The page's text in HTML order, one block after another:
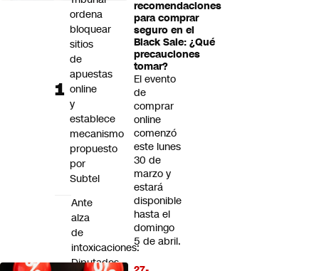
CNN tiempo
Futuro 360
recomendaciones
para comprar
seguro en el
Black Sale: ¿Qué
precauciones
tomar?
El evento
de
comprar
online
comenzó
este lunes
30 de
marzo y
estará
disponible
hasta el
domingo
5 de abril.
ordena
bloquear
sitios
de
apuestas
online
y
establece
mecanismo
propuesto
por
Subtel
Ante
alza
de
intoxicaciones:
Diputados